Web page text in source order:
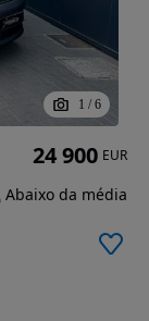
1 / 6
24 900 EUR
Abaixo da média